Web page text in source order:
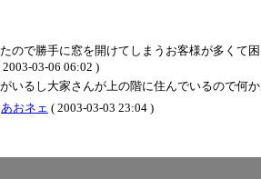
ので勝手に窓を開けてしまうお客様が多くて
03-06 06:02 )
るし大家さんが上の階に住んでいるので何
あおネェ ( 2003-03-03 23:04 )